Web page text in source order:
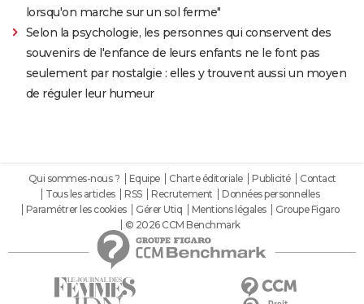
lorsqu'on marche sur un sol ferme"
Selon la psychologie, les personnes qui conservent des
souvenirs de l'enfance de leurs enfants ne le font pas
seulement par nostalgie : elles y trouvent aussi un moyen
de réguler leur humeur
Qui sommes-nous ? Equipe Charte éditoriale Publicité
Contact
Tous les articles
RSS Recrutement
Données personnelles
Paramétrer les cookies
Gérer Utiq Mentions légales
Groupe Figaro
© 2026 CCM Benchmark